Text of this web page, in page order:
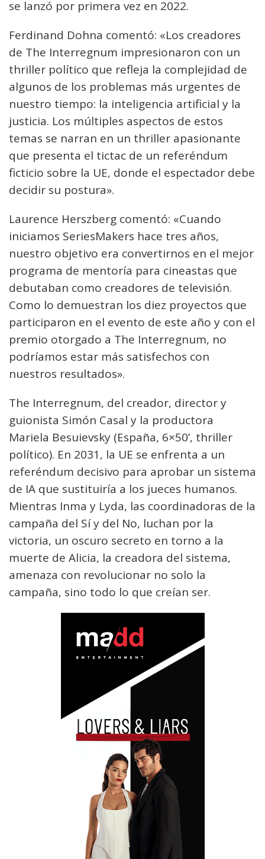
se lanzó por primera vez en 2022.
Ferdinand Dohna comentó: «Los creadores
de The Interregnum impresionaron con un
thriller político que refleja la complejidad de
algunos de los problemas más urgentes de
nuestro tiempo: la inteligencia artificial y la
justicia. Los múltiples aspectos de estos
temas se narran en un thriller apasionante
que presenta el tictac de un referéndum
ficticio sobre la UE, donde el espectador debe
decidir su postura».
Laurence Herszberg comentó: «Cuando
iniciamos SeriesMakers hace tres años,
nuestro objetivo era convertirnos en el mejor
programa de mentoría para cineastas que
debutaban como creadores de televisión.
Como lo demuestran los diez proyectos que
participaron en el evento de este año y con el
premio otorgado a The Interregnum, no
podríamos estar más satisfechos con
nuestros resultados».
The Interregnum, del creador, director y
guionista Simón Casal y la productora
Mariela Besuievsky (España, 6×50’, thriller
político). En 2031, la UE se enfrenta a un
referéndum decisivo para aprobar un sistema
de IA que sustituiría a los jueces humanos.
Mientras Inma y Lyda, las coordinadoras de la
campaña del Sí y del No, luchan por la
victoria, un oscuro secreto en torno a la
muerte de Alicia, la creadora del sistema,
amenaza con revolucionar no solo la
campaña, sino todo lo que creían ser.